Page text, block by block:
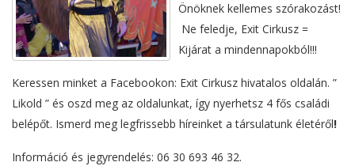
Önöknek kellemes szórakozást!
Ne feledje, Exit Cirkusz =
Kijárat a mindennapokból!!!
Keressen minket a Facebookon: Exit Cirkusz hivatalos oldalán. ”
Likold ” és oszd meg az oldalunkat, így nyerhetsz 4 fős családi
belépőt. Ismerd meg legfrissebb híreinket a társulatunk életéről!
Információ és jegyrendelés: 06 30 693 46 32.